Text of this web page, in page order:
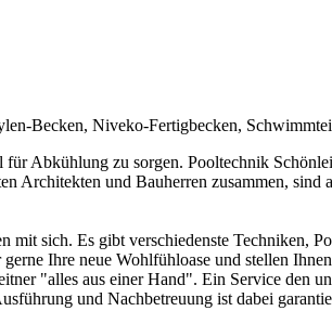
Becken, Niveko-Fertigbecken,
Abkühlung zu sorgen. Pooltechnik
Architekten und Bauherren zusammen, sind
sich. Es gibt verschiedenste Techniken,
Ihre neue Wohlfühloase und stellen
"alles aus einer Hand". Ein Service den
und Nachbetreuung ist dabei